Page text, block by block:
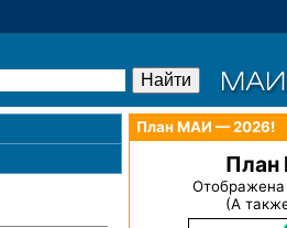
План МАИ — 2026!
Отображена
(А